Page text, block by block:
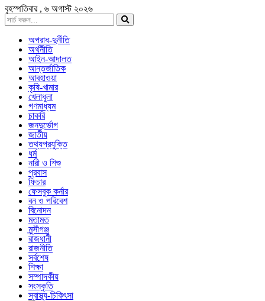
বৃহস্পতিবার , ৬ অগাস্ট ২০২৬
অপরাধ-দুর্নীতি
অর্থনীতি
আইন-আদালত
আন্তর্জাতিক
আবহাওয়া
কৃষি-খামার
খেলাধুলা
গণমাধ্যম
চাকরি
জনদুর্ভোগ
জাতীয়
তথ্যপ্রযুক্তি
ধর্ম
নারী ও শিশু
প্রবাস
ফিচার
ফেসবুক কর্নার
বন ও পরিবেশ
বিনোদন
মতামত
মুন্সীগঞ্জ
রাজধানী
রাজনীতি
সর্বশেষ
শিক্ষা
সম্পাদকীয়
সংস্কৃতি
স্বাস্থ্য-চিকিৎসা